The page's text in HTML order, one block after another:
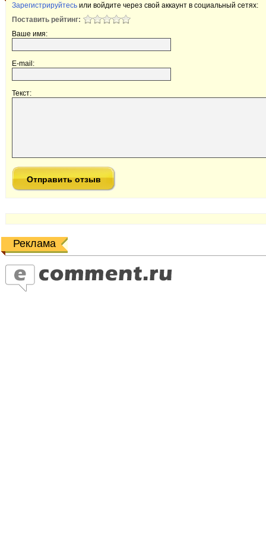
Зарегистрируйтесь или войдите через свой аккаунт в социальный сетях:
Поставить рейтинг:
Ваше имя:
E-mail:
Текст:
Реклама